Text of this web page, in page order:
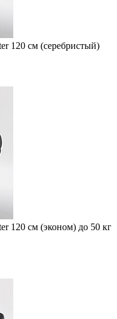
120 см (серебристый)
120 см (эконом) до 50 кг